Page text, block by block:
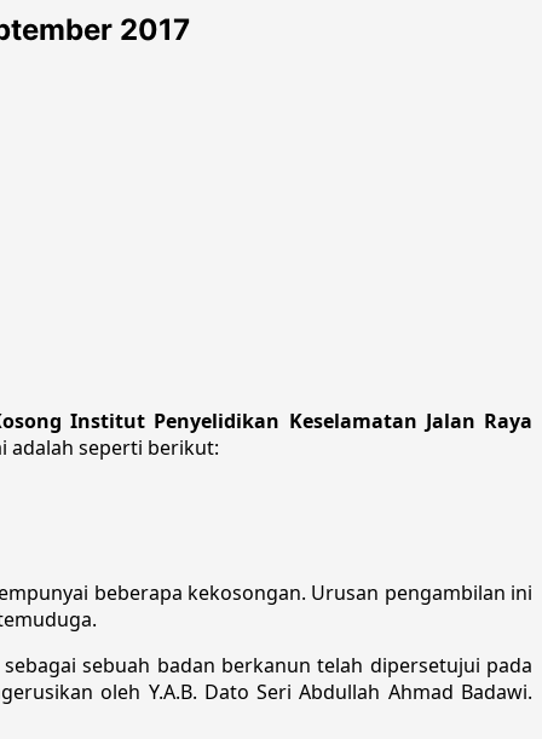
2017
Institut Penyelidikan Keselamatan Jalan Raya
adalah seperti berikut:
beberapa kekosongan. Urusan pengambilan ini
sebuah badan berkanun telah dipersetujui pada
oleh Y.A.B. Dato Seri Abdullah Ahmad Badawi.